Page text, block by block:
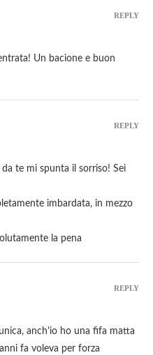
Un bacione e buon
REPLY
te mi spunta il sorriso! Sei
imbardata, in mezzo
la pena
REPLY
anch'io ho una fifa matta
fa voleva per forza
REPLY